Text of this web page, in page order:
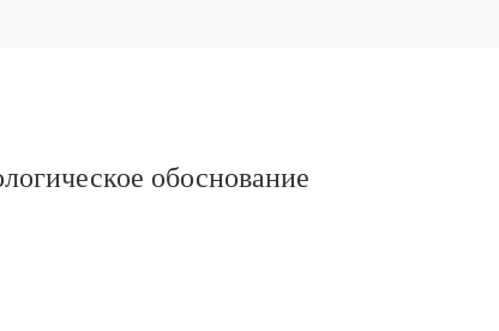
обоснование